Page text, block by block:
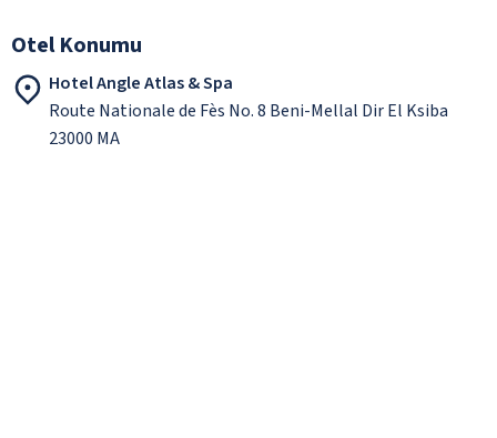
Otel Konumu
Hotel Angle Atlas & Spa
Route Nationale de Fès No. 8 Beni-Mellal Dir El Ksiba
23000 MA